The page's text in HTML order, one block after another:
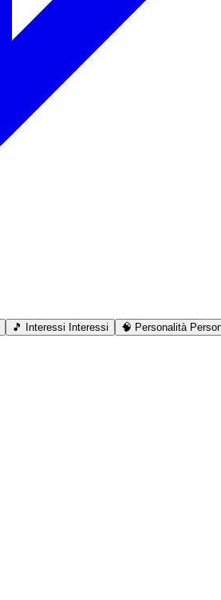
🎵 Interessi Interessi 🧠 Personalità